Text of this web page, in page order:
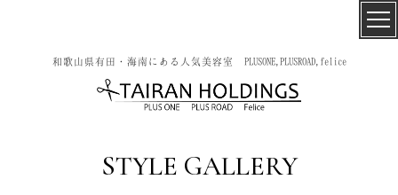
和歌山県有田・海南にある人気美容室 PLUSONE,PLUSROAD,felice
STYLE GALLERY